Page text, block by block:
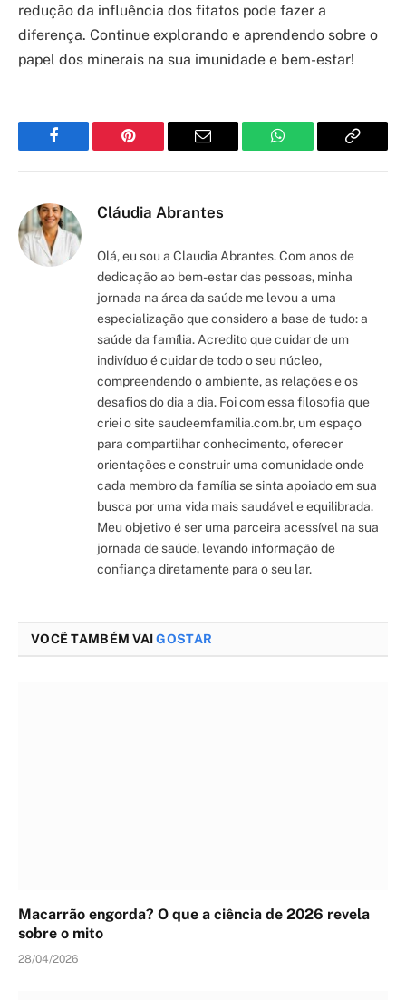
redução da influência dos fitatos pode fazer a
diferença. Continue explorando e aprendendo sobre o
papel dos minerais na sua imunidade e bem-estar!
Facebook Pinterest Email WhatsApp Copy
Cláudia Abrantes
Olá, eu sou a Claudia Abrantes. Com anos de
dedicação ao bem-estar das pessoas, minha
jornada na área da saúde me levou a uma
especialização que considero a base de tudo: a
saúde da família. Acredito que cuidar de um
indivíduo é cuidar de todo o seu núcleo,
compreendendo o ambiente, as relações e os
desafios do dia a dia. Foi com essa filosofia que
criei o site saudeemfamilia.com.br, um espaço
para compartilhar conhecimento, oferecer
orientações e construir uma comunidade onde
cada membro da família se sinta apoiado em sua
busca por uma vida mais saudável e equilibrada.
Meu objetivo é ser uma parceira acessível na sua
jornada de saúde, levando informação de
confiança diretamente para o seu lar.
VOCÊ TAMBÉM VAIGOSTAR
Macarrão engorda? O que a ciência de 2026 revela
sobre o mito
28/04/2026